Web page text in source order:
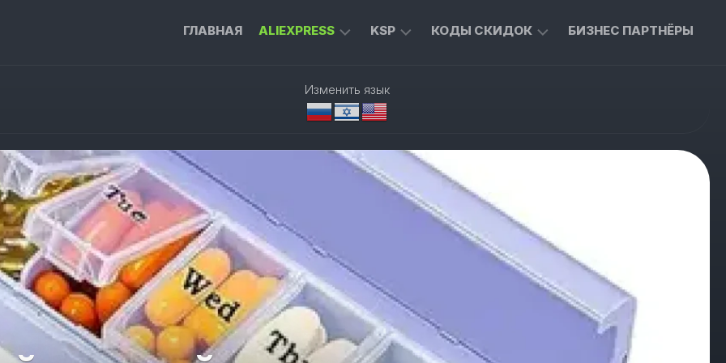
ГЛАВНАЯ ALIEXPRESS
ГАДЖЕТЫ
ДОМА
ИНСТРУМЕНТЫ
ДЛЯ
ТЕЛЕВИЗОРА
УМНЫЙ
ДОМ
ОДЕЖДА
И
АКСЕССУАРЫ
KSP
ТОВАРЫ
ДЛЯ
ЖИВОТНЫХ
КОДЫ СКИДОК
ОТ
MASTERCARD
БИЗНЕС ПАРТНЁРЫ
Изменить язык